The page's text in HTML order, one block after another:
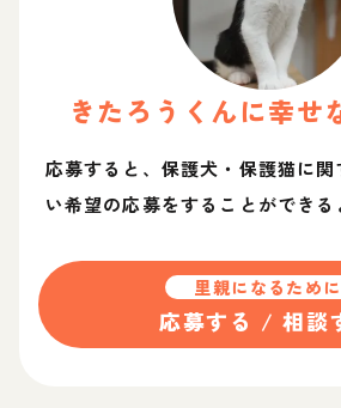
きたろう くんに幸せ
応募すると、保護犬・保護猫に
い希望の応募をすることができる
里親になるために
応募する / 相談